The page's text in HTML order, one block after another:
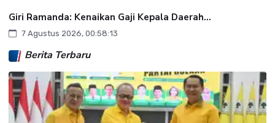
Giri Ramanda: Kenaikan Gaji Kepala Daerah...
7 Agustus 2026, 00:58:13
Berita Terbaru